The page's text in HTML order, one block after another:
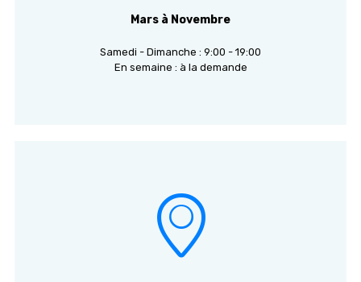
Mars à Novembre
Samedi - Dimanche : 9:00 - 19:00
En semaine : à la demande